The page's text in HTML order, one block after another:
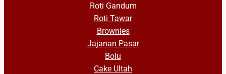
Roti Gandum
Roti Tawar
Brownies
Jajanan Pasar
Bolu
Cake Ultah